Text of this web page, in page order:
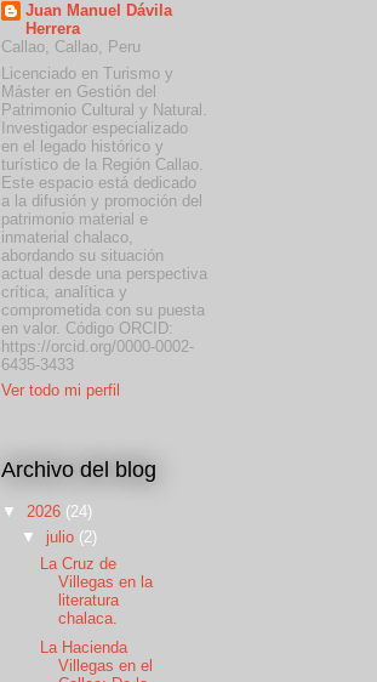
Juan Manuel Dávila
Herrera
Callao, Callao, Peru
Licenciado en Turismo y
Máster en Gestión del
Patrimonio Cultural y Natural.
Investigador especializado
en el legado histórico y
turístico de la Región Callao.
Este espacio está dedicado
a la difusión y promoción del
patrimonio material e
inmaterial chalaco,
abordando su situación
actual desde una perspectiva
crítica, analítica y
comprometida con su puesta
en valor. Código ORCID:
https://orcid.org/0000-0002-
6435-3433
Ver todo mi perfil
Archivo del blog
▼ 2026 (24)
▼ julio (2)
La Cruz de
Villegas en la
literatura
chalaca.
La Hacienda
Villegas en el